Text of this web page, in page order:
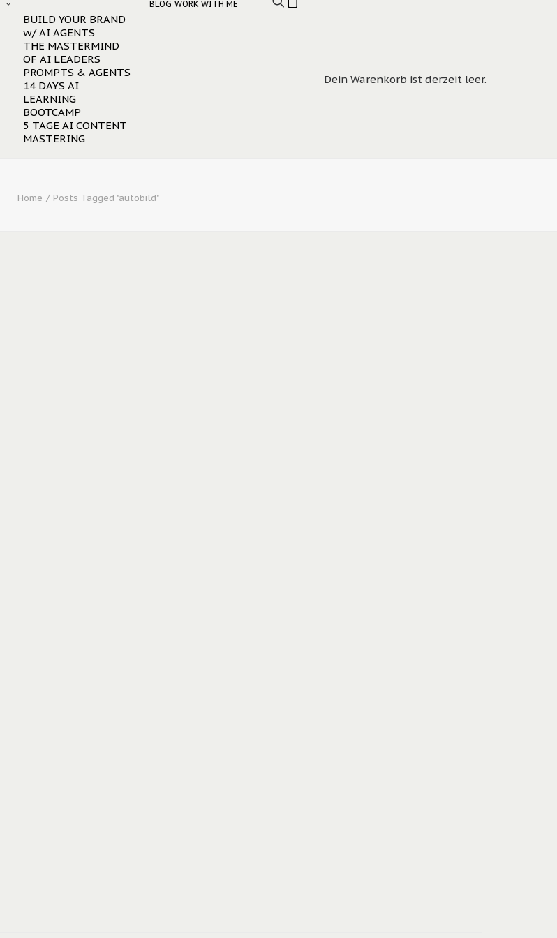
BUILD YOUR BRAND
w/ AI AGENTS
THE MASTERMIND
OF AI LEADERS
PROMPTS & AGENTS
14 DAYS AI
LEARNING
BOOTCAMP
5 TAGE AI CONTENT
MASTERING
BLOG WORK WITH ME
Dein Warenkorb ist derzeit leer.
Home Posts Tagged "autobild"